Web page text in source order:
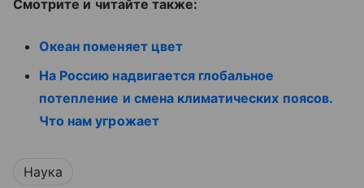
Смотрите и читайте также:
Океан поменяет цвет
На Россию надвигается глобальное
потепление и смена климатических поясов.
Что нам угрожает
Наука